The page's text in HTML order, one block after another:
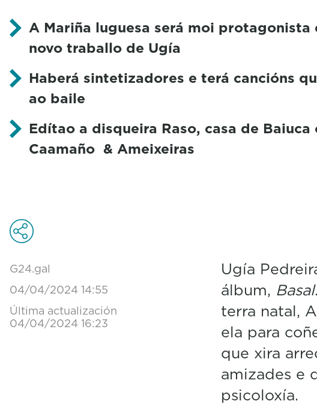
A Mariña luguesa será moi protagonista
novo traballo de Ugía
Haberá sintetizadores e terá cancións
ao baile
Edítao a disqueira Raso, casa de Baiuca
Caamaño & Ameixeiras
G24.gal
04/04/2024 14:55
Última actualización
04/04/2024 16:23
Ugía
álbum, Basal
terra natal,
ela para
que xira
amizades e
psicoloxía.